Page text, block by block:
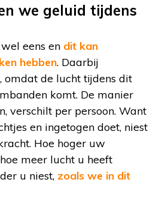
we geluid tijdens
eens en dit kan
hebben. Daarbij
omdat de lucht tijdens dit
komt. De manier
verschilt per persoon. Want
en ingetogen doet, niest
Hoe hoger uw
meer lucht u heeft
u niest, zoals we in dit